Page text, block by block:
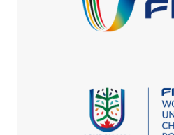
-